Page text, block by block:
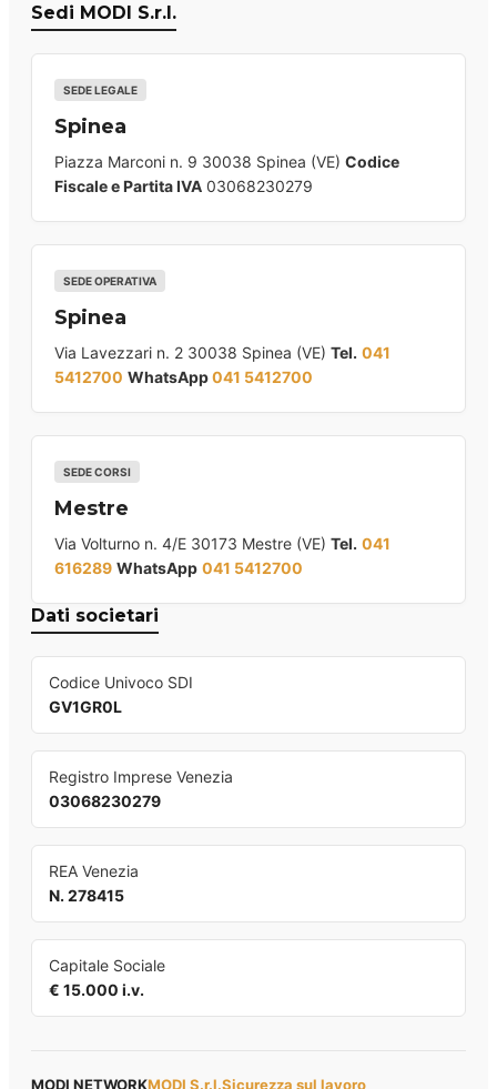
Sedi MODI S.r.l.
SEDE LEGALE
Spinea
Piazza Marconi n. 9 30038 Spinea (VE) Codice
Fiscale e Partita IVA 03068230279
SEDE OPERATIVA
Spinea
Via Lavezzari n. 2 30038 Spinea (VE) Tel. 041
5412700 WhatsApp041 5412700
SEDE CORSI
Mestre
Via Volturno n. 4/E 30173 Mestre (VE) Tel. 041
616289 WhatsApp 041 5412700
Dati societari
Codice Univoco SDI
GV1GR0L
Registro Imprese Venezia
03068230279
REA Venezia
N. 278415
Capitale Sociale
€ 15.000 i.v.
MODI NETWORKMODI S.r.l.Sicurezza sul lavoro